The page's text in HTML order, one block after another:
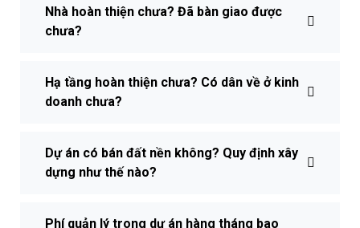
Nhà hoàn thiện chưa? Đã bàn giao được
chưa?
Hạ tầng hoàn thiện chưa? Có dân về ở kinh
doanh chưa?
Dự án có bán đất nền không? Quy định xây
dựng như thế nào?
Phí quản lý trong dự án hàng tháng bao